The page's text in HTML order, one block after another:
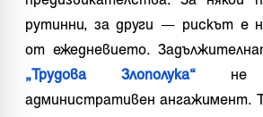
рутинни, за други — рискът е
от ежедневието.
„Трудова Злополука“
административен ангажимент.